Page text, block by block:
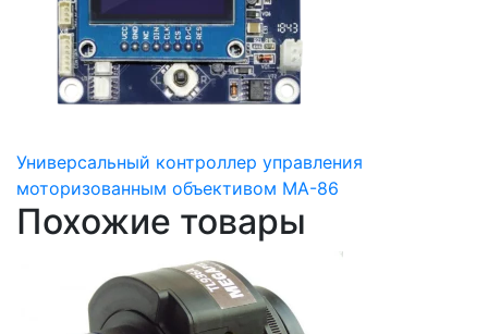
Универсальный контроллер управления
моторизованным объективом MA-86
Похожие товары